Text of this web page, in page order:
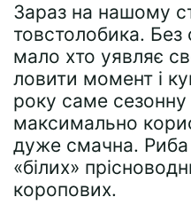
Зараз на нашому
товстолобика.
мало хто уявляє
ловити момент і
року саме
максимально
дуже смачна. Риба
«білих»
коропових.